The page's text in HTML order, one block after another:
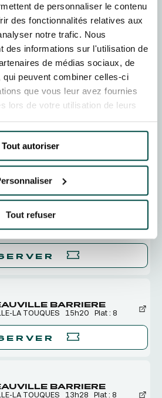
de personnaliser le contenu
des fonctionnalités relatives aux
notre trafic. Nous
des informations sur l'utilisation de
de médias sociaux, de
qui peuvent combiner celles-ci
que vous leur avez fournies
lors de votre utilisation de leurs
Tout autoriser
Tout refuser
BARRIERE
LA TOUQUES
13h28 Plat : 8
BARRIERE
LA TOUQUES
LA TOUQUES
13h48 Plat : 8
BARRIERE
LA TOUQUES
15h20 Plat : 8
BARRIERE
LA TOUQUES
13h28 Plat : 8